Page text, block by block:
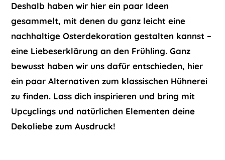
Deshalb haben wir hier ein paar Ideen
gesammelt, mit denen du ganz leicht eine
nachhaltige Osterdekoration gestalten kannst –
eine Liebeserklärung an den Frühling. Ganz
bewusst haben wir uns dafür entschieden, hier
ein paar Alternativen zum klassischen Hühnerei
zu finden. Lass dich inspirieren und bring mit
Upcyclings und natürlichen Elementen deine
Dekoliebe zum Ausdruck!